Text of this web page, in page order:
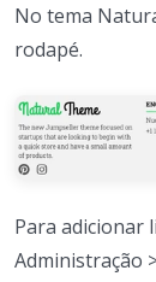
No tema
rodapé.
Para adicionar
Administração